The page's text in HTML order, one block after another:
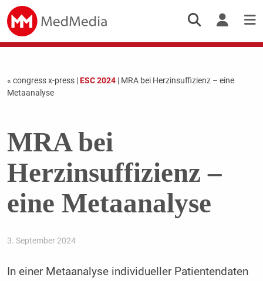
« congress x-press |ESC 2024| MRA bei Herzinsuffizienz – eine
Metaanalyse
MRA bei
Herzinsuffizienz –
eine Metaanalyse
3. September 2024
In einer Metaanalyse individueller Patientendaten